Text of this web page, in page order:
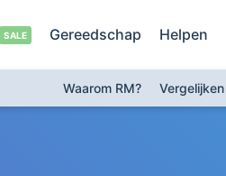
Gereedschap Helpen
Waarom RM? Vergelijken